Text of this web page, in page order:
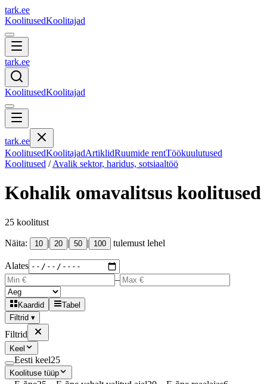
tark.ee
KoolitusedKoolitajad
tark.ee
KoolitusedKoolitajad
tark.ee
KoolitusedKoolitajadArtiklidRuumide rentTöökuulutused
Koolitused /Avalik sektor, haridus, sotsiaaltöö
Kohalik omavalitsus koolitused
25 koolitust
Näita: 10 | 20 | 50 | 100 tulemust lehel
Alates
–
Kaardid
Tabel
Filtrid ▾
Filtrid
Keel
Eesti keel25
Koolituse tüüp